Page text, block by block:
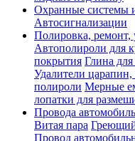
Охранные системы
Автосигнализации
Полировка, ремонт,
Автополироли для
покрытия Глина
Удалители
полироли Мерные
лопатки для
Провода
Витая пара
Провод